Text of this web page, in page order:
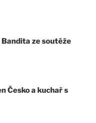
Bandita ze soutěže
Česko a kuchař s